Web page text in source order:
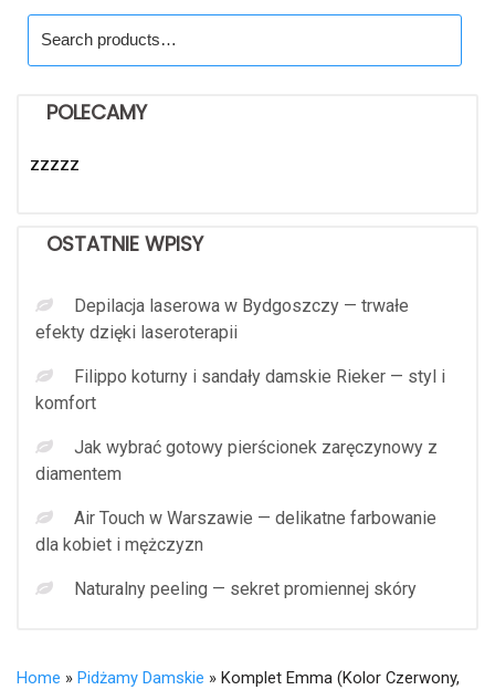
for:
POLECAMY
zzzzz
OSTATNIE WPISY
Depilacja laserowa w Bydgoszczy — trwałe
efekty dzięki laseroterapii
Filippo koturny i sandały damskie Rieker — styl i
komfort
Jak wybrać gotowy pierścionek zaręczynowy z
diamentem
Air Touch w Warszawie — delikatne farbowanie
dla kobiet i mężczyzn
Naturalny peeling — sekret promiennej skóry
Home » Pidżamy Damskie » Komplet Emma (Kolor Czerwony,